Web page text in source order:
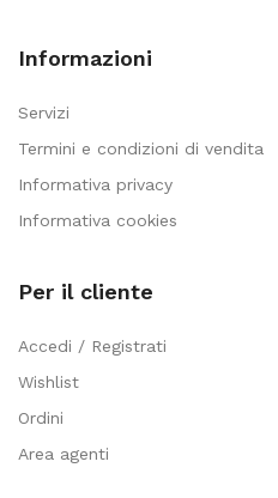
Informazioni
Servizi
Termini e condizioni di vendita
Informativa privacy
Informativa cookies
Per il cliente
Accedi / Registrati
Wishlist
Ordini
Area agenti